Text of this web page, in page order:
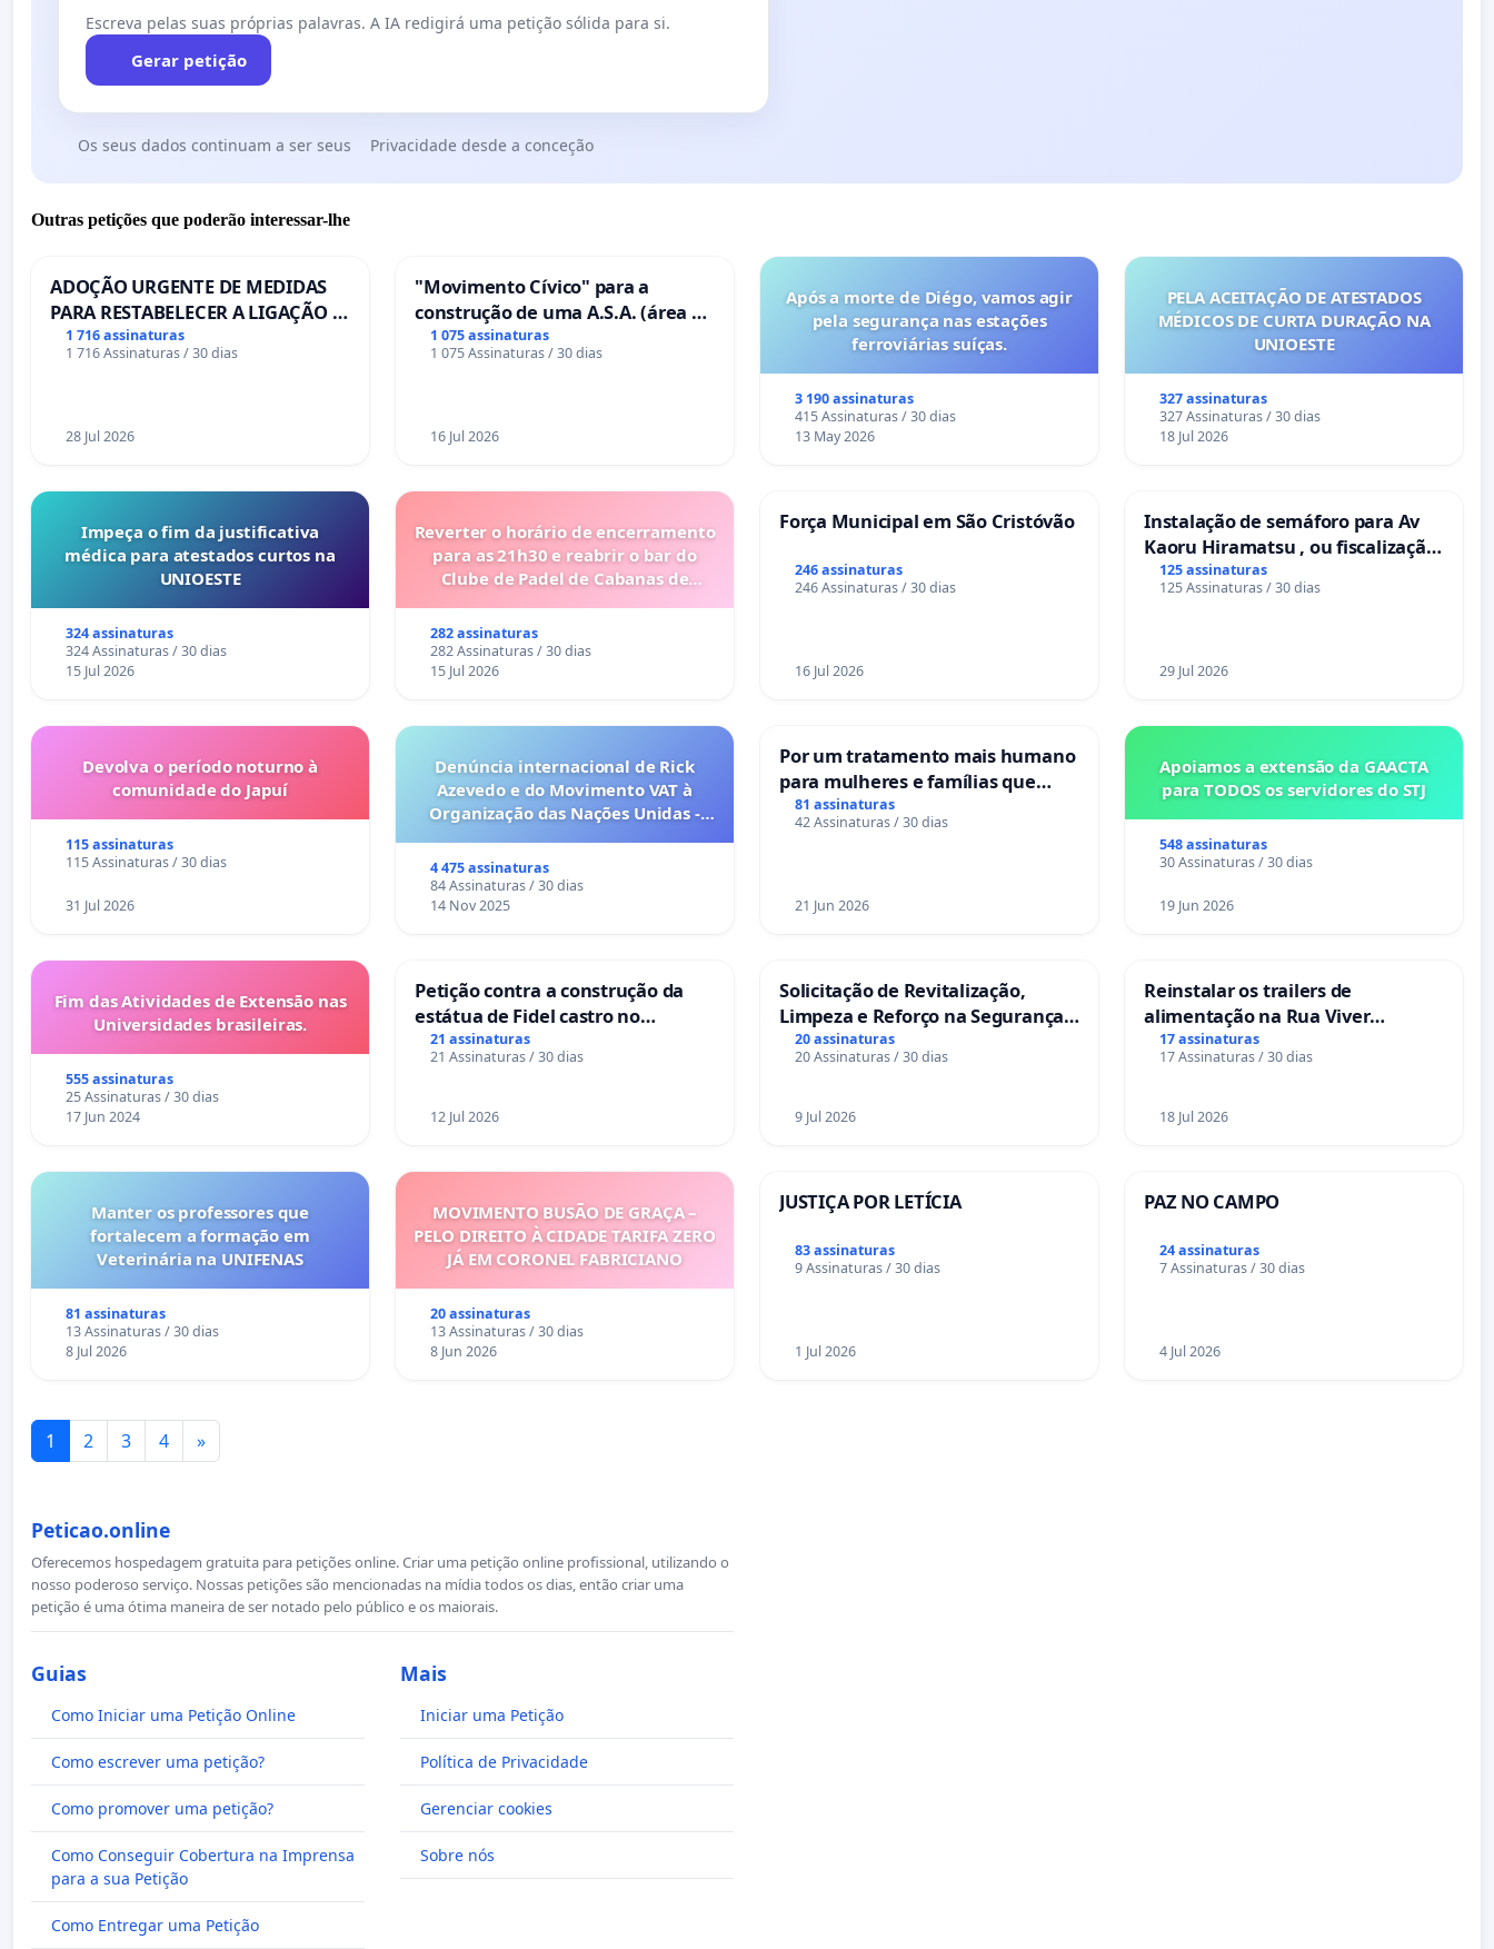
Escreva pelas suas próprias palavras. A IA redigirá uma petição sólida para si.
Gerar petição
Os seus dados continuam a ser seus Privacidade desde a conceção
Outras petições que poderão interessar-lhe
ADOÇÃO URGENTE DE MEDIDAS
PARA RESTABELECER A LIGAÇÃO -
PONTE RS-129
1 716 assinaturas
1 716 Assinaturas / 30 dias
28 Jul 2026
"Movimento Cívico" para a
construção de uma A.S.A. (área de
serviços para autocaravanas) em
Coimbra
1 075 assinaturas
1 075 Assinaturas / 30 dias
16 Jul 2026
Após a morte de Diégo, vamos agir
pela segurança nas estações
ferroviárias suíças.
3 190 assinaturas
415 Assinaturas / 30 dias
13 May 2026
PELA ACEITAÇÃO DE ATESTADOS
MÉDICOS DE CURTA DURAÇÃO NA
UNIOESTE
327 assinaturas
327 Assinaturas / 30 dias
18 Jul 2026
Impeça o fim da justificativa
médica para atestados curtos na
UNIOESTE
324 assinaturas
324 Assinaturas / 30 dias
15 Jul 2026
Reverter o horário de encerramento
para as 21h30 e reabrir o bar do
Clube de Padel de Cabanas de
282 assinaturas
282 Assinaturas / 30 dias
15 Jul 2026
Força Municipal em São Cristóvão
246 assinaturas
246 Assinaturas / 30 dias
16 Jul 2026
Instalação de semáforo para Av
Kaoru Hiramatsu , ou fiscalização
Eletrônica
125 assinaturas
125 Assinaturas / 30 dias
29 Jul 2026
Devolva o período noturno à
comunidade do Japuí
115 assinaturas
115 Assinaturas / 30 dias
31 Jul 2026
Denúncia internacional de Rick
Azevedo e do Movimento VAT à
Organização das Nações Unidas -
6x1 enquanto o lobby empresarial
compra a omissão do Congresso.
4 475 assinaturas
84 Assinaturas / 30 dias
14 Nov 2025
Por um tratamento mais humano
para mulheres e famílias que
sofrem uma perda gestacional
nos hospitais portugueses
81 assinaturas
42 Assinaturas / 30 dias
21 Jun 2026
Apoiamos a extensão da GAACTA
para TODOS os servidores do STJ
548 assinaturas
30 Assinaturas / 30 dias
19 Jun 2026
Fim das Atividades de Extensão nas
Universidades brasileiras.
555 assinaturas
25 Assinaturas / 30 dias
17 Jun 2024
Petição contra a construção da
estátua de Fidel castro no
mirante do Caju
21 assinaturas
21 Assinaturas / 30 dias
12 Jul 2026
Solicitação de Revitalização,
Limpeza e Reforço na Segurança
das Praças da Rua Cachoeira das
Sete Ilhas
20 assinaturas
20 Assinaturas / 30 dias
9 Jul 2026
Reinstalar os trailers de
alimentação na Rua Viver
Salvador
17 assinaturas
17 Assinaturas / 30 dias
18 Jul 2026
Manter os professores que
fortalecem a formação em
Veterinária na UNIFENAS
81 assinaturas
13 Assinaturas / 30 dias
8 Jul 2026
MOVIMENTO BUSÃO DE GRAÇA –
PELO DIREITO À CIDADE TARIFA ZERO
JÁ EM CORONEL FABRICIANO
20 assinaturas
13 Assinaturas / 30 dias
8 Jun 2026
JUSTIÇA POR LETÍCIA
83 assinaturas
9 Assinaturas / 30 dias
1 Jul 2026
PAZ NO CAMPO
24 assinaturas
7 Assinaturas / 30 dias
4 Jul 2026
1 2 3 4 »
Peticao.online
Oferecemos hospedagem gratuita para petições online. Criar uma petição online profissional, utilizando o
nosso poderoso serviço. Nossas petições são mencionadas na mídia todos os dias, então criar uma
petição é uma ótima maneira de ser notado pelo público e os maiorais.
Guias
Como Iniciar uma Petição Online
Como escrever uma petição?
Como promover uma petição?
Como Conseguir Cobertura na Imprensa
para a sua Petição
Como Entregar uma Petição
Mais
Iniciar uma Petição
Política de Privacidade
Gerenciar cookies
Sobre nós